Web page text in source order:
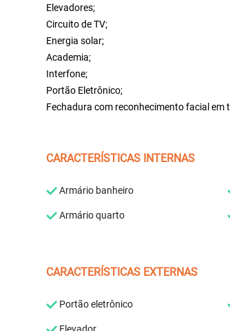
Elevadores;
Circuito de TV;
Energia solar;
Academia;
Interfone;
Portão Eletrônico;
Fechadura com reconhecimento facial em
CARACTERÍSTICAS INTERNAS
Armário banheiro
Armário quarto
CARACTERÍSTICAS EXTERNAS
Portão eletrônico